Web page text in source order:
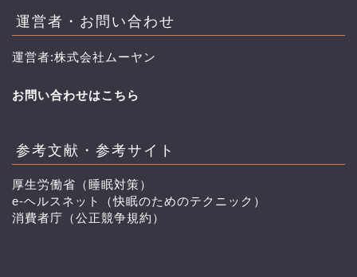
運営者・お問い合わせ
運営者:株式会社ムーヤン
お問い合わせはこちら
参考文献・参考サイト
厚生労働省（睡眠対策）
e-ヘルスネット（快眠のためのテクニック）
消費者庁（公正競争規約）